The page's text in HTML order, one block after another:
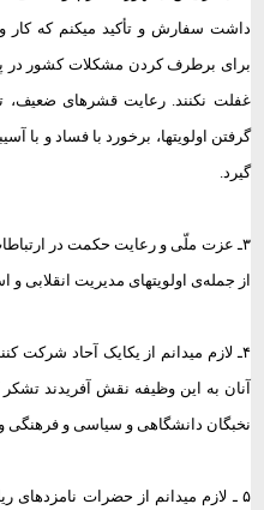
داشت سفارش و تأکید میکنم که کار و
برای برطرف کردن مشکلات کشور در
غفلت نکنند. رعایت قشرهای ضعیف،
گرفتن اولویتها، برخورد با فساد و با
گیرد.
۳ـ عزت ملّی و رعایت حکمت در
از جمله‌ی اولویتهای مدیریت انقلابی
۴ـ لازم میدانم از یکایک آحاد شرکت
آنان به این وظیفه نقش آفریدند
نخبگان دانشگاهی و سیاسی و فرهنگی
۵ ـ لازم میدانم از حضرات